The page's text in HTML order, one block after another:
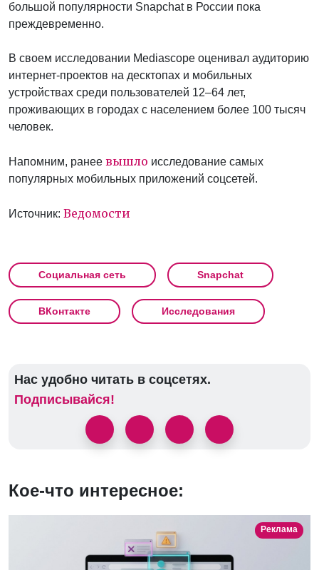
большой популярности Snapchat в России пока
преждевременно.
В своем исследовании Mediascope оценивал аудиторию
интернет-проектов на десктопах и мобильных
устройствах среди пользователей 12–64 лет,
проживающих в городах с населением более 100 тысяч
человек.
Напомним, ранее вышло исследование самых
популярных мобильных приложений соцсетей.
Источник: Ведомости
Социальная сеть Snapchat
ВКонтакте Исследования
Нас удобно читать в соцсетях.
Подписывайся!
Кое-что интересное:
Реклама